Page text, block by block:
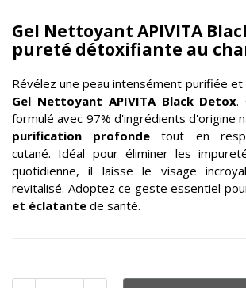
Gel Nettoyant APIVITA
pureté détoxifiante au
Révélez une peau intensément purifiée
Gel Nettoyant APIVITA Black Detox.
formulé avec 97% d'ingrédients d'origine
purification profonde tout en
cutané. Idéal pour éliminer les
quotidienne, il laisse le visage
revitalisé. Adoptez ce geste essentiel
et éclatante de santé.